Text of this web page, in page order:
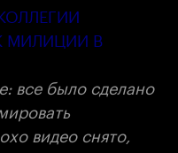
МИЛИЦИИ В
все было сделано
видео снято,